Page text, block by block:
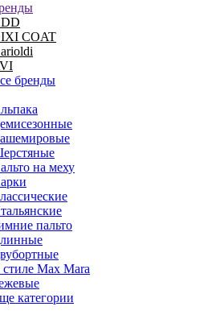
COAT
бренды
на меху
пальто
Max Mara
категории